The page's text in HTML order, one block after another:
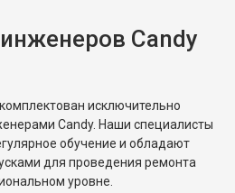
Candy
исключительно
Candy. Наши специалисты
обучение и обладают
для проведения ремонта
уровне.